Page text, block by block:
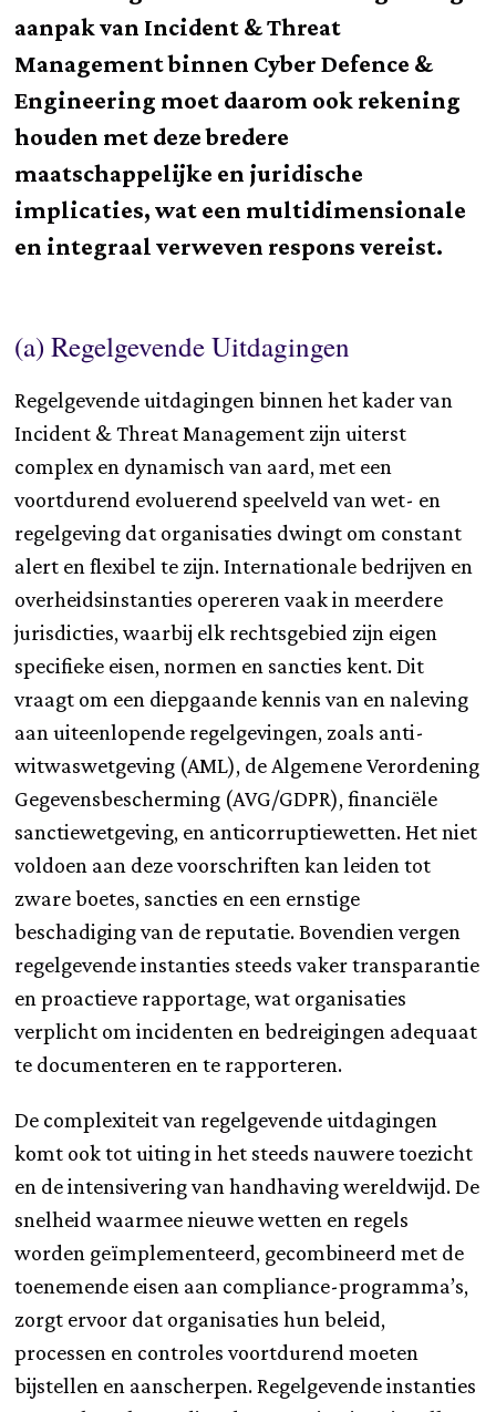
aanpak van Incident & Threat
Management binnen Cyber Defence &
Engineering moet daarom ook rekening
houden met deze bredere
maatschappelijke en juridische
implicaties, wat een multidimensionale
en integraal verweven respons vereist.
(a) Regelgevende Uitdagingen
Regelgevende uitdagingen binnen het kader van
Incident & Threat Management zijn uiterst
complex en dynamisch van aard, met een
voortdurend evoluerend speelveld van wet- en
regelgeving dat organisaties dwingt om constant
alert en flexibel te zijn. Internationale bedrijven en
overheidsinstanties opereren vaak in meerdere
jurisdicties, waarbij elk rechtsgebied zijn eigen
specifieke eisen, normen en sancties kent. Dit
vraagt om een diepgaande kennis van en naleving
aan uiteenlopende regelgevingen, zoals anti-
witwaswetgeving (AML), de Algemene Verordening
Gegevensbescherming (AVG/GDPR), financiële
sanctiewetgeving, en anticorruptiewetten. Het niet
voldoen aan deze voorschriften kan leiden tot
zware boetes, sancties en een ernstige
beschadiging van de reputatie. Bovendien vergen
regelgevende instanties steeds vaker transparantie
en proactieve rapportage, wat organisaties
verplicht om incidenten en bedreigingen adequaat
te documenteren en te rapporteren.
De complexiteit van regelgevende uitdagingen
komt ook tot uiting in het steeds nauwere toezicht
en de intensivering van handhaving wereldwijd. De
snelheid waarmee nieuwe wetten en regels
worden geïmplementeerd, gecombineerd met de
toenemende eisen aan compliance-programma’s,
zorgt ervoor dat organisaties hun beleid,
processen en controles voortdurend moeten
bijstellen en aanscherpen. Regelgevende instanties